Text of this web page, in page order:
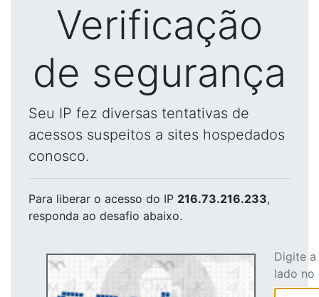
Verificação
de segurança
Seu IP fez diversas tentativas de
acessos suspeitos a sites hospedados
conosco.
Para liberar o acesso do IP 216.73.216.233,
responda ao desafio abaixo.
Digite
lado no